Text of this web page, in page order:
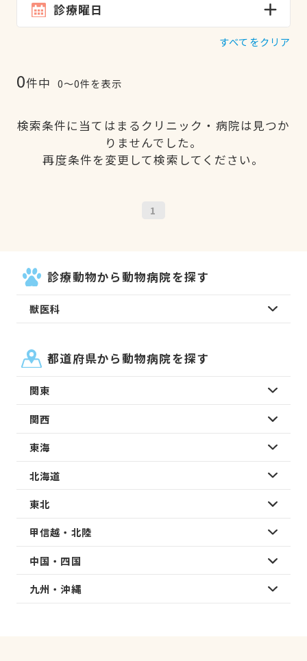
診療曜日
すべてをクリア
0件中 0〜0件を表示
検索条件に当てはまるクリニック・病院は見つか
りませんでした。
再度条件を変更して検索してください。
1
診療動物から動物病院を探す
獣医科
都道府県から動物病院を探す
関東
関西
東海
北海道
東北
甲信越・北陸
中国・四国
九州・沖縄